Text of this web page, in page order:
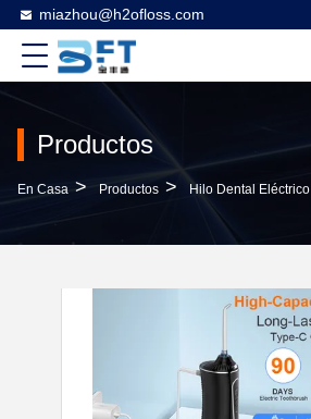
miazhou@h2ofloss.com
Productos
En Casa > Productos > Hilo Dental Eléctrico